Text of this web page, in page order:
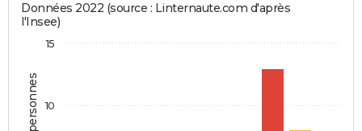
Données 2022 (source : Linternaute.com d'après
l'Insee)
10
15